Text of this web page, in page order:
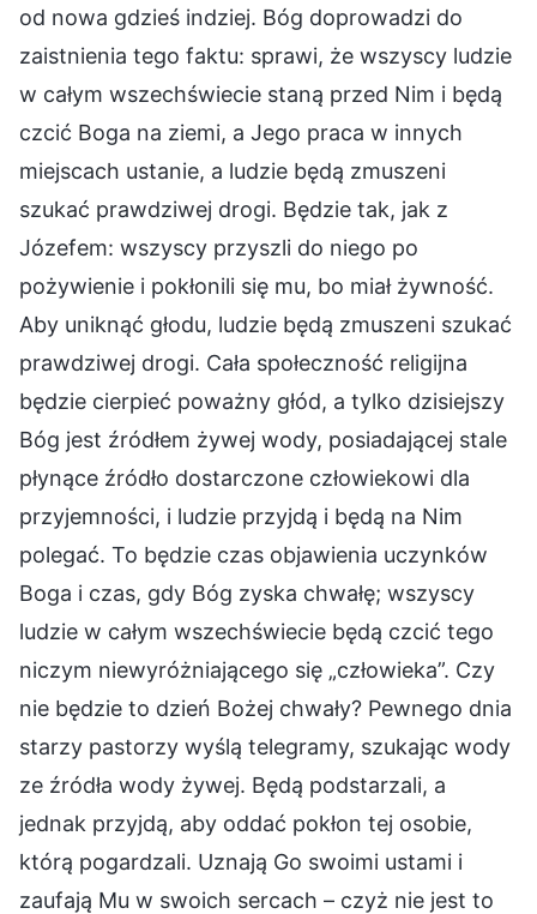
od nowa gdzieś indziej. Bóg doprowadzi do
zaistnienia tego faktu: sprawi, że wszyscy ludzie
w całym wszechświecie staną przed Nim i będą
czcić Boga na ziemi, a Jego praca w innych
miejscach ustanie, a ludzie będą zmuszeni
szukać prawdziwej drogi. Będzie tak, jak z
Józefem: wszyscy przyszli do niego po
pożywienie i pokłonili się mu, bo miał żywność.
Aby uniknąć głodu, ludzie będą zmuszeni szukać
prawdziwej drogi. Cała społeczność religijna
będzie cierpieć poważny głód, a tylko dzisiejszy
Bóg jest źródłem żywej wody, posiadającej stale
płynące źródło dostarczone człowiekowi dla
przyjemności, i ludzie przyjdą i będą na Nim
polegać. To będzie czas objawienia uczynków
Boga i czas, gdy Bóg zyska chwałę; wszyscy
ludzie w całym wszechświecie będą czcić tego
niczym niewyróżniającego się „człowieka”. Czy
nie będzie to dzień Bożej chwały? Pewnego dnia
starzy pastorzy wyślą telegramy, szukając wody
ze źródła wody żywej. Będą podstarzali, a
jednak przyjdą, aby oddać pokłon tej osobie,
którą pogardzali. Uznają Go swoimi ustami i
zaufają Mu w swoich sercach – czyż nie jest to